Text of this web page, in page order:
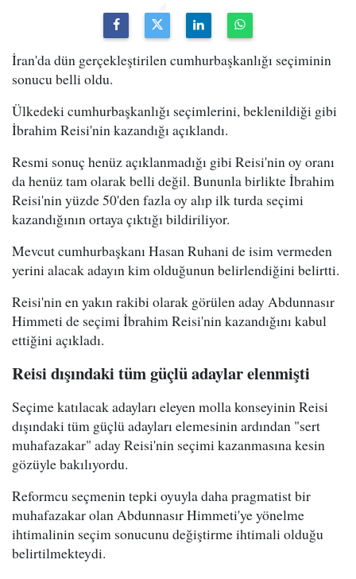
İran'da dün gerçekleştirilen cumhurbaşkanlığı seçiminin
sonucu belli oldu.
Ülkedeki cumhurbaşkanlığı seçimlerini, beklenildiği gibi
İbrahim Reisi'nin kazandığı açıklandı.
Resmi sonuç henüz açıklanmadığı gibi Reisi'nin oy oranı
da henüz tam olarak belli değil. Bununla birlikte İbrahim
Reisi'nin yüzde 50'den fazla oy alıp ilk turda seçimi
kazandığının ortaya çıktığı bildiriliyor.
Mevcut cumhurbaşkanı Hasan Ruhani de isim vermeden
yerini alacak adayın kim olduğunun belirlendiğini belirtti.
Reisi'nin en yakın rakibi olarak görülen aday Abdunnasır
Himmeti de seçimi İbrahim Reisi'nin kazandığını kabul
ettiğini açıkladı.
Reisi dışındaki tüm güçlü adaylar elenmişti
Seçime katılacak adayları eleyen molla konseyinin Reisi
dışındaki tüm güçlü adayları elemesinin ardından "sert
muhafazakar" aday Reisi'nin seçimi kazanmasına kesin
gözüyle bakılıyordu.
Reformcu seçmenin tepki oyuyla daha pragmatist bir
muhafazakar olan Abdunnasır Himmeti'ye yönelme
ihtimalinin seçim sonucunu değiştirme ihtimali olduğu
belirtilmekteydi.